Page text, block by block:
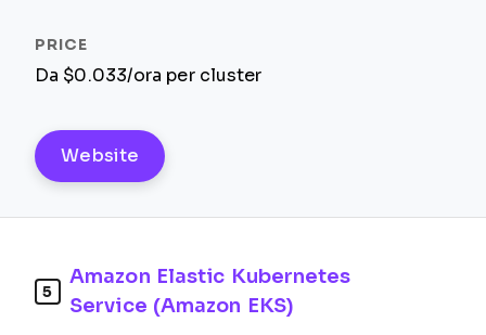
Da $0.033/ora per cluster
Website
5
Amazon Elastic Kubernetes
Service (Amazon EKS)